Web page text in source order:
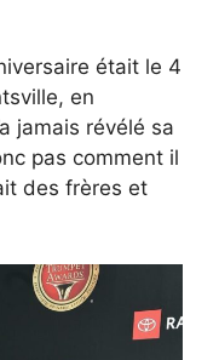
était le 4
en
jamais révélé sa
pas comment il
des frères et